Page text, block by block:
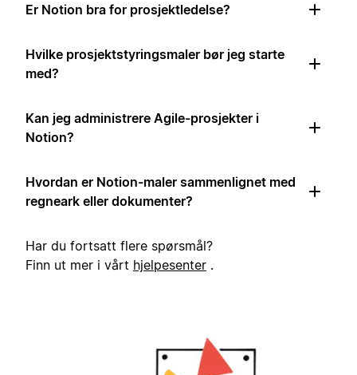
Er Notion bra for prosjektledelse?
Hvilke prosjektstyringsmaler bør jeg starte
med?
Kan jeg administrere Agile-prosjekter i
Notion?
Hvordan er Notion-maler sammenlignet med
regneark eller dokumenter?
Har du fortsatt flere spørsmål?
Finn ut mer i vårt hjelpesenter .